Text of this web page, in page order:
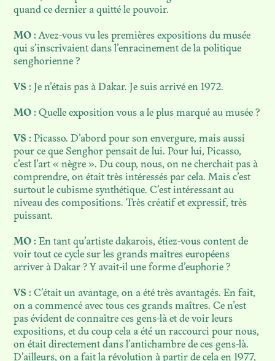
quand ce dernier a quitté le pouvoir.
MO : Avez-vous vu les premières expositions du musée
qui s’inscrivaient dans l’enracinement de la politique
senghorienne ?
VS : Je n’étais pas à Dakar. Je suis arrivé en 1972.
MO : Quelle exposition vous a le plus marqué au musée ?
VS : Picasso. D’abord pour son envergure, mais aussi
pour ce que Senghor pensait de lui. Pour lui, Picasso,
c’est l’art « nègre ». Du coup, nous, on ne cherchait pas à
comprendre, on était très intéressés par cela. Mais c’est
surtout le cubisme synthétique. C’est intéressant au
niveau des compositions. Très créatif et expressif, très
puissant.
MO : En tant qu’artiste dakarois, étiez-vous content de
voir tout ce cycle sur les grands maîtres européens
arriver à Dakar ? Y avait-il une forme d’euphorie ?
VS : C’était un avantage, on a été très avantagés. En fait,
on a commencé avec tous ces grands maîtres. Ce n’est
pas évident de connaître ces gens-là et de voir leurs
expositions, et du coup cela a été un raccourci pour nous,
on était directement dans l’antichambre de ces gens-là.
D’ailleurs, on a fait la révolution à partir de cela en 1977,